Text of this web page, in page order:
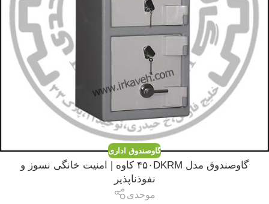
گاوصندوق اداری
گاوصندوق مدل ۴۵۰DKRM کاوه | امنیت خانگی نسوز و
نفوذناپذیر
موحدی